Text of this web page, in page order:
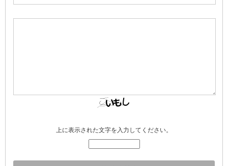
上に表示された文字を入力してください。